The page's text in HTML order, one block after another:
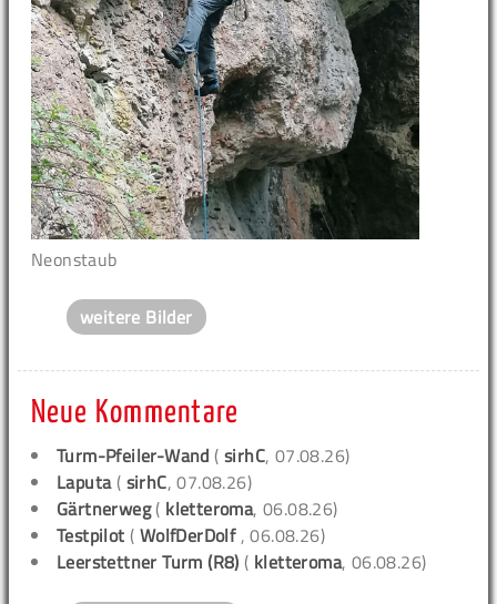
Neonstaub
weitere Bilder
Neue Kommentare
Turm-Pfeiler-Wand (sirhC, 07.08.26)
Laputa( sirhC, 07.08.26)
Gärtnerweg( kletteroma, 06.08.26)
Testpilot ( WolfDerDolf , 06.08.26)
Leerstettner Turm (R8) ( kletteroma, 06.08.26)